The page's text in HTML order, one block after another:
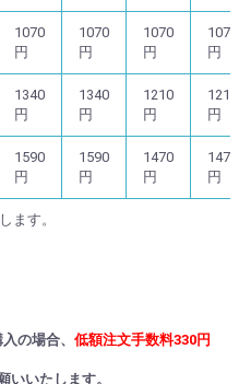
1070
円
1070
円
1070
円
1070
円
1340
円
1340
円
1210
円
1210
円
1590
円
1590
円
1470
円
1470
円
ます。
の場合、 低額注文手数料330円
いいたします。